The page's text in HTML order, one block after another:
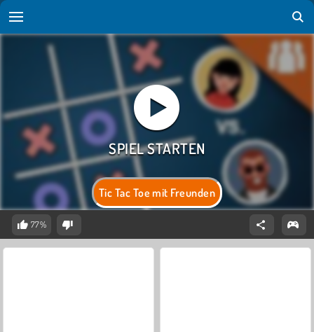
Tic Tac Toe mit Freunden
77%